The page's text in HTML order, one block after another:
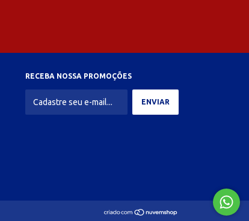
RECEBA NOSSA PROMOÇÕES